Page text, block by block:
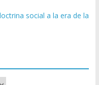
social a la era de la